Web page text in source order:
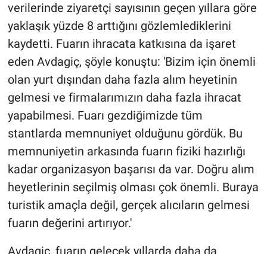
verilerinde ziyaretçi sayısının geçen yıllara göre
yaklaşık yüzde 8 arttığını gözlemlediklerini
kaydetti. Fuarın ihracata katkısına da işaret
eden Avdagiç, şöyle konuştu: 'Bizim için önemli
olan yurt dışından daha fazla alım heyetinin
gelmesi ve firmalarımızın daha fazla ihracat
yapabilmesi. Fuarı gezdiğimizde tüm
stantlarda memnuniyet olduğunu gördük. Bu
memnuniyetin arkasında fuarın fiziki hazırlığı
kadar organizasyon başarısı da var. Doğru alım
heyetlerinin seçilmiş olması çok önemli. Buraya
turistik amaçla değil, gerçek alıcıların gelmesi
fuarın değerini artırıyor.'